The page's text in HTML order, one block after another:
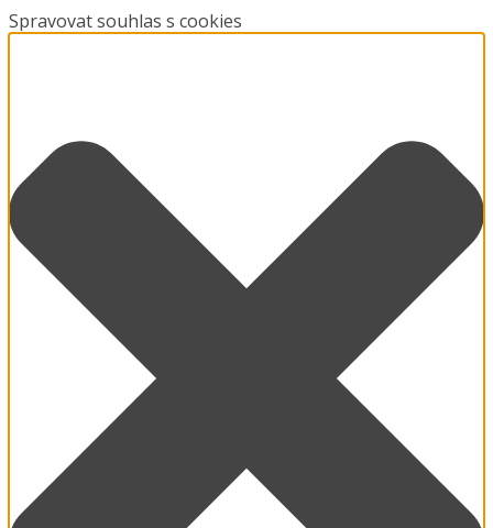
Spravovat souhlas s cookies